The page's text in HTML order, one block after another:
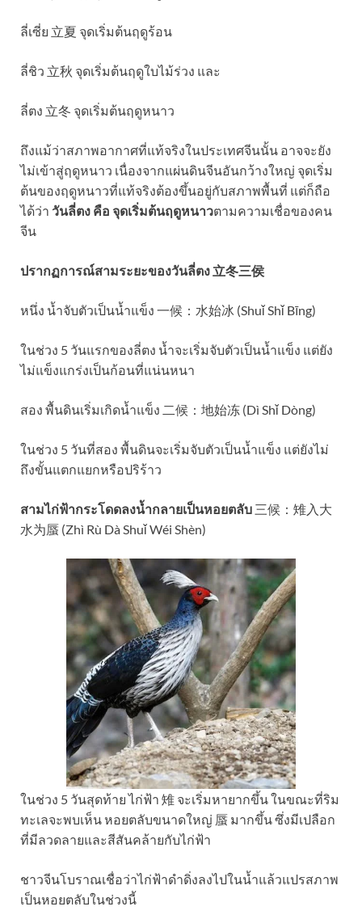
ลี่เซี่ย 立夏 จุดเริ่มต้นฤดูร้อน
ลี่ชิว 立秋 จุดเริ่มต้นฤดูใบไม้ร่วง และ
ลี่ตง 立冬 จุดเริ่มต้นฤดูหนาว
ถึงแม้ว่าสภาพอากาศที่แท้จริงในประเทศจีนนั้น อาจจะยัง
ไม่เข้าสู่ฤดูหนาว เนื่องจากแผ่นดินจีนอันกว้างใหญ่ จุดเริ่ม
ต้นของฤดูหนาวที่แท้จริงต้องขึ้นอยู่กับสภาพพื้นที่ แต่ก็ถือ
ได้ว่า วันลี่ตง คือ จุดเริ่มต้นฤดูหนาวตามความเชื่อของคน
จีน
ปรากฏการณ์สามระยะของวันลี่ตง 立冬三侯
หนึ่ง น้ำจับตัวเป็นน้ำแข็ง ​一候：水始冰 (Shuǐ Shǐ Bīng)
ในช่วง 5 วันแรกของลี่ตง น้ำจะเริ่มจับตัวเป็นน้ำแข็ง แต่ยัง
ไม่แข็งแกร่งเป็นก้อนที่แน่นหนา
สอง พื้นดินเริ่มเกิดน้ำแข็ง 二候：地始冻 (Dì Shǐ Dòng)
ในช่วง 5 วันที่สอง พื้นดินจะเริ่มจับตัวเป็นน้ำแข็ง แต่ยังไม่
ถึงขั้นแตกแยกหรือปริร้าว​
สามไก่ฟ้ากระโดดลงน้ำกลายเป็นหอยตลับ 三候：雉入大
水为蜃 (Zhì Rù Dà Shuǐ Wéi Shèn)
ในช่วง 5 วันสุดท้าย ไก่ฟ้า 雉 จะเริ่มหายากขึ้น ในขณะที่ริม
ทะเลจะพบเห็น หอยตลับขนาดใหญ่ 蜃 มากขึ้น ซึ่งมีเปลือก
ที่มีลวดลายและสีสันคล้ายกับไก่ฟ้า
ชาวจีนโบราณเชื่อว่าไก่ฟ้าดำดิ่งลงไปในน้ำแล้วแปรสภาพ
เป็นหอยตลับในช่วงนี้